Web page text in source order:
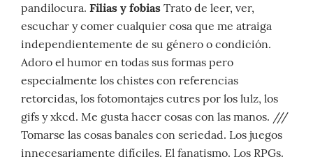
pandilocura. Filias y fobias Trato de leer, ver,
escuchar y comer cualquier cosa que me atraiga
independientemente de su género o condición.
Adoro el humor en todas sus formas pero
especialmente los chistes con referencias
retorcidas, los fotomontajes cutres por los lulz, los
gifs y xkcd. Me gusta hacer cosas con las manos. ///
Tomarse las cosas banales con seriedad. Los juegos
innecesariamente difíciles. El fanatismo. Los RPGs.